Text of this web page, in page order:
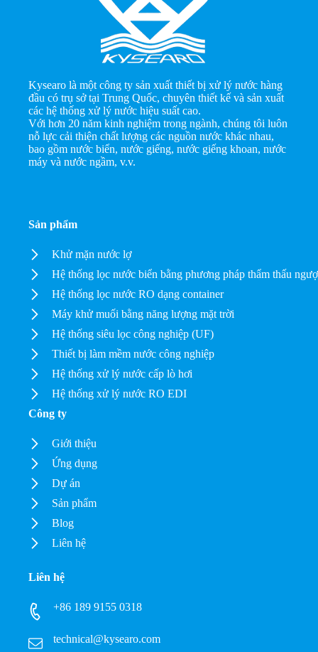
Kysearo là một công ty sản xuất thiết bị xử lý nước hàng
đầu có trụ sở tại Trung Quốc, chuyên thiết kế và sản xuất
các hệ thống xử lý nước hiệu suất cao.
Với hơn 20 năm kinh nghiệm trong ngành, chúng tôi luôn
nỗ lực cải thiện chất lượng các nguồn nước khác nhau,
bao gồm nước biển, nước giếng, nước giếng khoan, nước
máy và nước ngầm, v.v.
Sản phẩm
Khử mặn nước lợ
Hệ thống lọc nước biển bằng phương pháp thẩm thấu
Hệ thống lọc nước RO dạng container
Máy khử muối bằng năng lượng mặt trời
Hệ thống siêu lọc công nghiệp (UF)
Thiết bị làm mềm nước công nghiệp
Hệ thống xử lý nước cấp lò hơi
Hệ thống xử lý nước RO EDI
Công ty
Giới thiệu
Ứng dụng
Dự án
Sản phẩm
Blog
Liên hệ
Liên hệ
+86 189 9155 0318
technical@kysearo.com